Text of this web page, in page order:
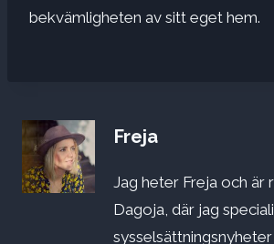
bekvämligheten av sitt eget hem.
Freja
Jag heter Freja och är
Dagoja, där jag